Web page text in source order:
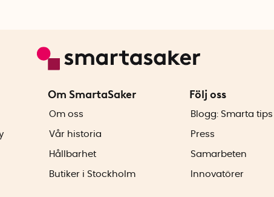
Om SmartaSaker
Om oss
Vår historia
Hållbarhet
Butiker i Stockholm
Följ oss
Blogg: Smarta tips
Press
Samarbeten
Innovatörer